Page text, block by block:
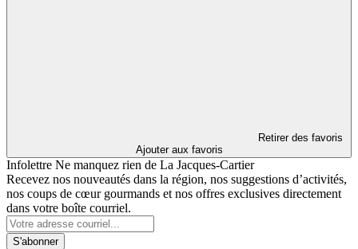
Retirer des favoris
Ajouter aux favoris
Infolettre Ne manquez rien de La Jacques-Cartier
Recevez nos nouveautés dans la région, nos suggestions d’activités,
nos coups de cœur gourmands et nos offres exclusives directement
dans votre boîte courriel.
S'abonner